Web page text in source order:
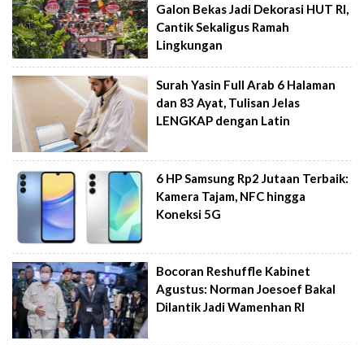
Galon Bekas Jadi Dekorasi HUT RI,
Cantik Sekaligus Ramah
Lingkungan
Surah Yasin Full Arab 6 Halaman
dan 83 Ayat, Tulisan Jelas
LENGKAP dengan Latin
6 HP Samsung Rp2 Jutaan Terbaik:
Kamera Tajam, NFC hingga
Koneksi 5G
Bocoran Reshuffle Kabinet
Agustus: Norman Joesoef Bakal
Dilantik Jadi Wamenhan RI